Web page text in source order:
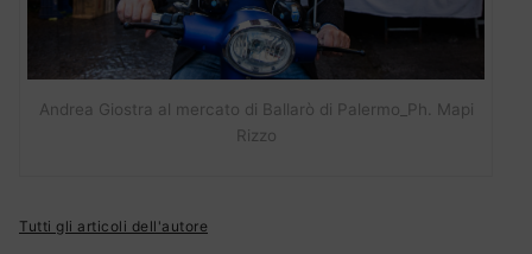
Andrea Giostra al mercato di Ballarò di Palermo_Ph. Mapi
Rizzo
Tutti gli articoli dell'autore